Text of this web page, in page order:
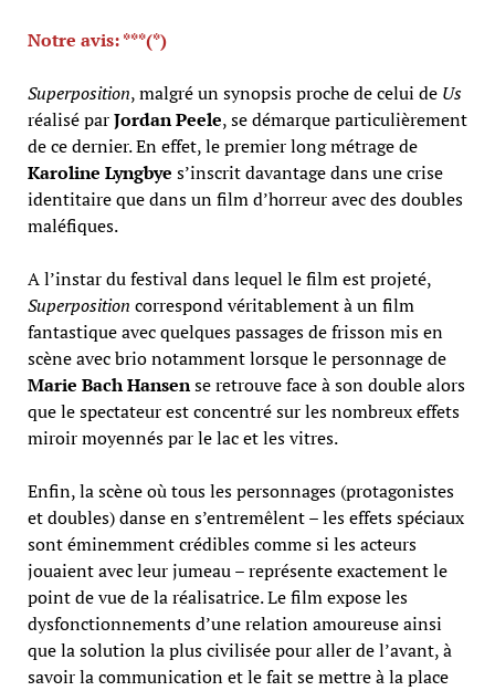
Notre avis: ***(*)
Superposition, malgré un synopsis proche de celui de Us
réalisé parJordan Peele, se démarque particulièrement
de ce dernier. En effet, le premier long métrage de
Karoline Lyngbye s’inscrit davantage dans une crise
identitaire que dans un film d’horreur avec des doubles
maléfiques.
A l’instar du festival dans lequel le film est projeté,
Superposition correspond véritablement à un film
fantastique avec quelques passages de frisson mis en
scène avec brio notamment lorsque le personnage de
Marie Bach Hansense retrouve face à son double alors
que le spectateur est concentré sur les nombreux effets
miroir moyennés par le lac et les vitres.
Enfin, la scène où tous les personnages (protagonistes
et doubles) danse en s’entremêlent – les effets spéciaux
sont éminemment crédibles comme si les acteurs
jouaient avec leur jumeau – représente exactement le
point de vue de la réalisatrice. Le film expose les
dysfonctionnements d’une relation amoureuse ainsi
que la solution la plus civilisée pour aller de l’avant, à
savoir la communication et le fait se mettre à la place